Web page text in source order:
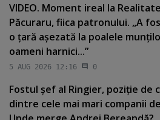
VIDEO. Moment ireal la
Păcuraru, fiica patronului. „A
o ţară aşezată la poalele
oameni harnici...”
5 AUG 2026 12:16 0
Fostul şef al Ringier, poziţie de
dintre cele mai mari companii